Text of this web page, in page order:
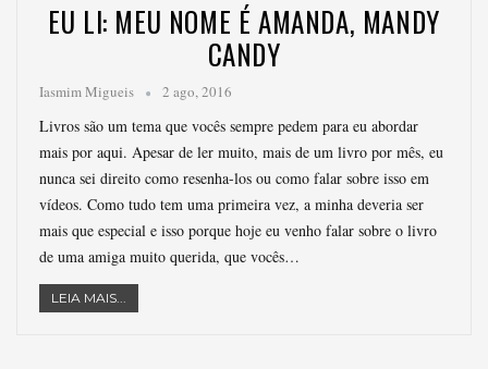
EU LI: MEU NOME É AMANDA, MANDY
CANDY
Iasmim Migueis 2 ago, 2016
Livros são um tema que vocês sempre pedem para eu abordar
mais por aqui. Apesar de ler muito, mais de um livro por mês, eu
nunca sei direito como resenha-los ou como falar sobre isso em
vídeos. Como tudo tem uma primeira vez, a minha deveria ser
mais que especial e isso porque hoje eu venho falar sobre o livro
de uma amiga muito querida, que vocês…
LEIA MAIS...